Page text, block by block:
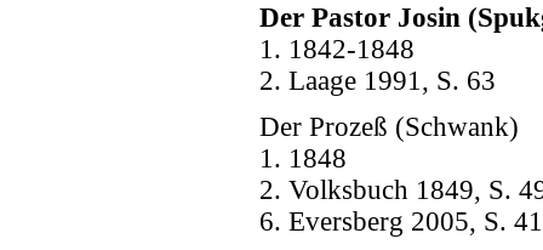
Der Pastor Josin
1. 1842-1848
2. Laage 1991, S. 63
Der Prozeß (Schwank)
1. 1848
2. Volksbuch 1849, S.
6. Eversberg 2005, S.